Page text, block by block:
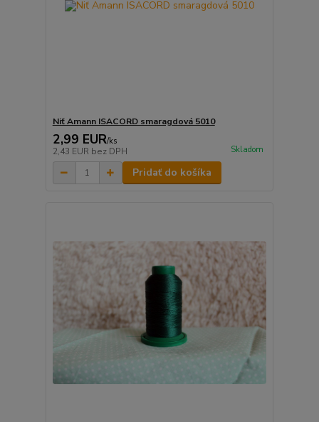
Niť Amann ISACORD smaragdová 5010
2,99 EUR/ks
2,43 EUR bez DPH Skladom
Pridať do košíka